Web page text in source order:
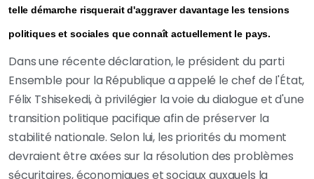
telle démarche risquerait d'aggraver davantage les tensions
politiques et sociales que connaît actuellement le pays.
Dans une récente déclaration, le président du parti
Ensemble pour la République a appelé le chef de l'État,
Félix Tshisekedi, à privilégier la voie du dialogue et d'une
transition politique pacifique afin de préserver la
stabilité nationale. Selon lui, les priorités du moment
devraient être axées sur la résolution des problèmes
sécuritaires, économiques et sociaux auxquels la